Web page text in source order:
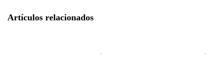
Artículos relacionados